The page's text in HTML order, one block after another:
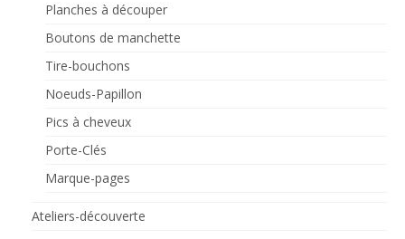
Planches à découper
Boutons de manchette
Tire-bouchons
Noeuds-Papillon
Pics à cheveux
Porte-Clés
Marque-pages
Ateliers-découverte